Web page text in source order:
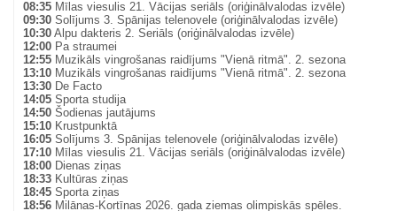
08:35 Mīlas viesulis 21. Vācijas seriāls (oriģinālvalodas izvēle)
09:30 Solījums 3. Spānijas telenovele (oriģinālvalodas izvēle)
10:30 Alpu dakteris 2. Seriāls (oriģinālvalodas izvēle)
12:00 Pa straumei
12:55 Muzikāls vingrošanas raidījums "Vienā ritmā". 2. sezona
13:10 Muzikāls vingrošanas raidījums "Vienā ritmā". 2. sezona
13:30 De Facto
14:05 Sporta studija
14:50 Šodienas jautājums
15:10 Krustpunktā
16:05 Solījums 3. Spānijas telenovele (oriģinālvalodas izvēle)
17:10 Mīlas viesulis 21. Vācijas seriāls (oriģinālvalodas izvēle)
18:00 Dienas ziņas
18:33 Kultūras ziņas
18:45 Sporta ziņas
18:56 Milānas-Kortīnas 2026. gada ziemas olimpiskās spēles.